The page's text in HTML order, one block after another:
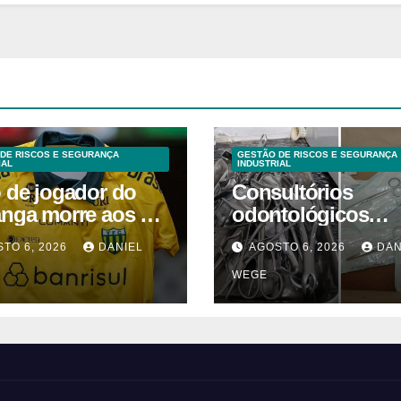
RISCOS E SEGURANÇA
de jogador do
morre aos 2
acidente
6, 2026 DANIEL
GESTÃO DE RISCOS E SEGURANÇA
INDUSTRIAL
Consultórios
odontológicos
interditados em
Campinas
2025
AGOSTO 6, 2026
WEGE